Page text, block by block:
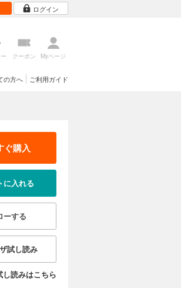
ログイン
クーポン Myページ
ご利用ガイド
の方へ
ぐ購入
に入れる
ーする
試し読み
し読みはこちら